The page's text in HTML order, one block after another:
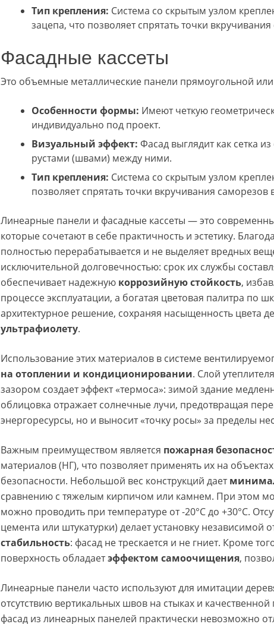
Тип крепления: Система со скрытым узлом
зацепа, что позволяет спрятать точки
Фасадные кассеты
Это объемные металлические панели прямоугольной
Особенности формы: Имеют четкую
индивидуально под проект.
Визуальный эффект: Фасад выглядит как сетка
рустами (швами) между ними.
Тип крепления: Система со скрытым узлом
позволяет спрятать точки вкручивания
Линеарные панели и фасадные кассеты — это
которые сочетают в себе практичность и эстетику.
полностью перерабатывается и не выделяет вредных
исключительной долговечностью: срок их службы
обеспечивает надежную коррозийную стойкость,
процессе эксплуатации, а богатая цветовая палитра по
архитектурное решение, сохраняя насыщенность цвета
ультрафиолету.
Использование этих материалов в системе
на отоплении и кондиционировании. Слой
зазором создает эффект «термоса»: зимой здание
облицовка отражает солнечные лучи, предотвращая
энергоресурсы, но и выносит «точку росы» за пределы
Важным преимуществом является пожарная
материалов (НГ), что позволяет применять их на
безопасности. Небольшой вес конструкций дает
сравнению с тяжелым кирпичом или камнем. При этом
можно проводить при температуре от -20°C до +30°C.
цемента или штукатурки) делает установку независимой
стабильность: фасад не трескается и не гниет. Кроме
поверхность обладаетэффектом самоочищения,
Линеарные панели часто используют для имитации
отсутствию вертикальных швов на стыках и
фасад из линеарных панелей практически невозможно